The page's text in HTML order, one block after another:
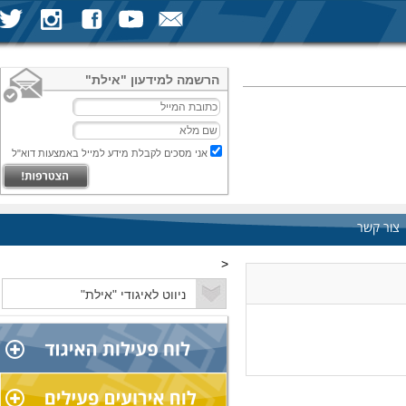
הרשמה למידעון "אילת"
אני מסכים לקבלת מידע למייל באמצעות דוא"ל
צור קשר
<